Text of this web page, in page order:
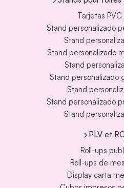
Tarjetas PVC
Stand personalizado
Stand
Stand personalizado
Stand
Stand personalizado
Stand
Stand personalizado
Stand
PLV et
Roll-ups
Roll-ups de
Display carta